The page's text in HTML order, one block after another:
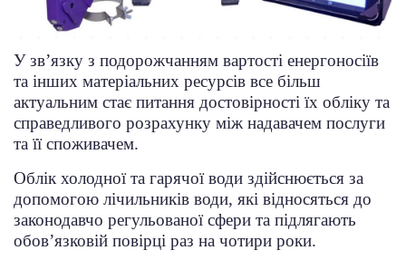
У зв’язку з подорожчанням вартості енергоносіїв
та інших матеріальних ресурсів все більш
актуальним стає питання достовірності їх обліку та
справедливого розрахунку між надавачем послуги
та її споживачем.
Облік холодної та гарячої води здійснюється за
допомогою лічильників води, які відносяться до
законодавчо регульованої сфери та підлягають
обов’язковій повірці раз на чотири роки.